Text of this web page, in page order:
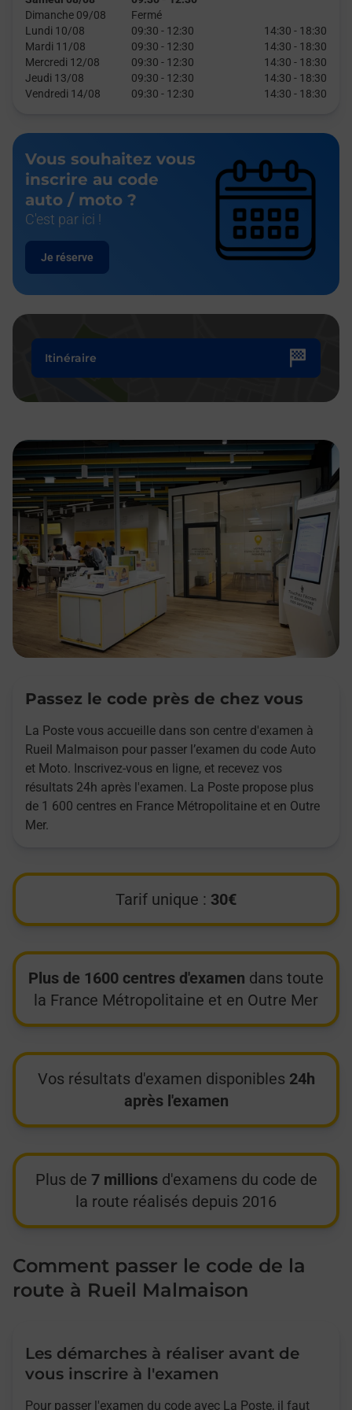
Dimanche 09/08
Fermé
Lundi 10/08
09:30 - 12:30 14:30 - 18:30
Mardi 11/08
09:30 - 12:30 14:30 - 18:30
Mercredi 12/08
09:30 - 12:30 14:30 - 18:30
Jeudi 13/08
09:30 - 12:30 14:30 - 18:30
Vendredi 14/08
09:30 - 12:30 14:30 - 18:30
Vous souhaitez vous
inscrire au code
auto / moto ?
C'est par ici !
Je réserve
Itinéraire
Passez le code près de chez vous
La Poste vous accueille dans son centre d'examen à
Rueil Malmaison pour passer l’examen du code Auto
et Moto. Inscrivez-vous en ligne, et recevez vos
résultats 24h après l'examen. La Poste propose plus
de 1 600 centres en France Métropolitaine et en Outre
Mer.
Tarif unique : 30€
Plus de 1600 centres d'examen dans toute
la France Métropolitaine et en Outre Mer
Vos résultats d'examen disponibles 24h
après l'examen
Plus de 7 millionsd'examens du code de
la route réalisés depuis 2016
Comment passer le code de la
route à Rueil Malmaison
Les démarches à réaliser avant de
vous inscrire à l'examen
Pour passer l'examen du code avec La Poste, il faut